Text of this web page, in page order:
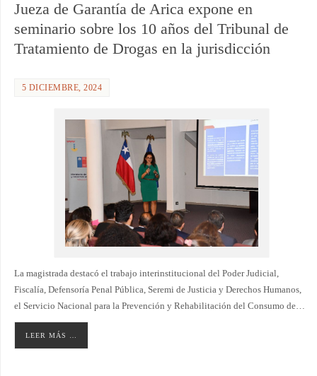
Jueza de Garantía de Arica expone en
seminario sobre los 10 años del Tribunal de
Tratamiento de Drogas en la jurisdicción
5 DICIEMBRE, 2024
La magistrada destacó el trabajo interinstitucional del Poder Judicial,
Fiscalía, Defensoría Penal Pública, Seremi de Justicia y Derechos Humanos,
el Servicio Nacional para la Prevención y Rehabilitación del Consumo de…
LEER MÁS …